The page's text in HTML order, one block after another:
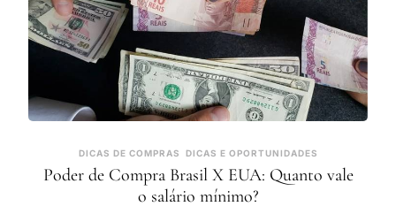
DICAS DE COMPRAS DICAS E OPORTUNIDADES
Poder de Compra Brasil X EUA: Quanto vale
o salário mínimo?